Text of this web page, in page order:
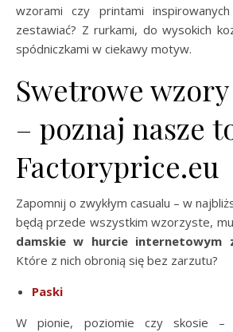
wzorami czy printami
zestawiać? Z rurkami, do wysokich
spódniczkami w ciekawy motyw.
Swetrowe
– poznaj nasze
Factoryprice.eu
Zapomnij o zwykłym casualu – w
będą przede wszystkim wzorzyste,
damskie w hurcie internetowym
Które z nich obronią się bez zarzutu?
Paski
W pionie, poziomie czy skosie –